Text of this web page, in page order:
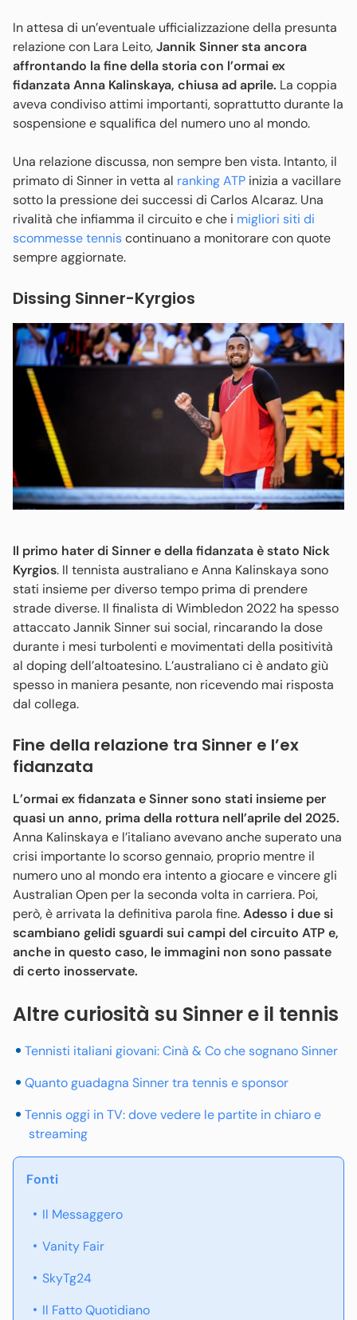
In attesa di un’eventuale ufficializzazione della presunta
relazione con Lara Leito,Jannik Sinner sta ancora
affrontando la fine della storia con l’ormai ex
fidanzata Anna Kalinskaya, chiusa ad aprile. La coppia
aveva condiviso attimi importanti, soprattutto durante la
sospensione e squalifica del numero uno al mondo.
Una relazione discussa, non sempre ben vista. Intanto, il
primato di Sinner in vetta al ranking ATP inizia a vacillare
sotto la pressione dei successi di Carlos Alcaraz. Una
rivalità che infiamma il circuito e che i migliori siti di
scommesse tenniscontinuano a monitorare con quote
sempre aggiornate.
Dissing Sinner-Kyrgios
Il primo hater di Sinner e della fidanzata è stato Nick
Kyrgios. Il tennista australiano e Anna Kalinskaya sono
stati insieme per diverso tempo prima di prendere
strade diverse. Il finalista di Wimbledon 2022 ha spesso
attaccato Jannik Sinner sui social, rincarando la dose
durante i mesi turbolenti e movimentati della positività
al doping dell’altoatesino. L’australiano ci è andato giù
spesso in maniera pesante, non ricevendo mai risposta
dal collega.
Fine della relazione tra Sinner e l’ex
fidanzata
L’ormai ex fidanzata e Sinner sono stati insieme per
quasi un anno, prima della rottura nell’aprile del 2025.
Anna Kalinskaya e l’italiano avevano anche superato una
crisi importante lo scorso gennaio, proprio mentre il
numero uno al mondo era intento a giocare e vincere gli
Australian Open per la seconda volta in carriera. Poi,
però, è arrivata la definitiva parola fine.Adesso i due si
scambiano gelidi sguardi sui campi del circuito ATP e,
anche in questo caso, le immagini non sono passate
di certo inosservate.
Altre curiosità su Sinner e il tennis
Tennisti italiani giovani: Cinà & Co che sognano Sinner
Quanto guadagna Sinner tra tennis e sponsor
Tennis oggi in TV: dove vedere le partite in chiaro e
streaming
Fonti
Il Messaggero
Vanity Fair
SkyTg24
Il Fatto Quotidiano